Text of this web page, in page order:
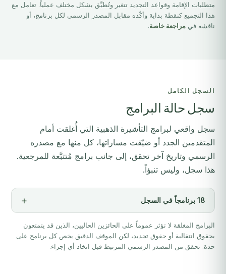
متطلبات الإقامة وقواعد التجديد تتغير وتُطبَّق بشكل مختلف عملياً. تعامل مع
هذا التجميع كنقطة بداية وأكّده مقابل المصدر الرسمي لكل برنامج، أو
ناقشه في مراجعة خاصة.
السجل الكامل
سجل حالة البرامج
سجل واقعي لبرامج التأشيرة الذهبية التي أُغلقت أمام
المتقدمين الجدد أو ضيّقت مساراتها، كل منها مع مصدره
الرسمي وتاريخ آخر تحقق، إلى جانب برامج مُتتبَّعة للمرجعية.
هذا سجل، وليس تنبؤاً.
18 برنامجاً في السجل
البرامج المغلقة لا تؤثر عموماً على الحائزين الحاليين، الذين قد يتمتعون
بحقوق انتقالية أو حقوق تجديد، لكن الموقف الدقيق يخص كل برنامج على
حدة. تحقق من المصدر الرسمي المرتبط قبل اتخاذ أي إجراء.